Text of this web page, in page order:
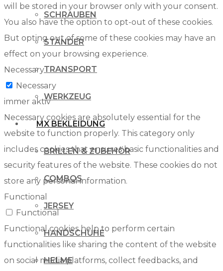
SCHRAUBEN
STÄNDER
TRANSPORT
WERKZEUG
MX BEKLEIDUNG
BRILLEN & ZUBEHÖR
COMBOS
JERSEY
HANDSCHUHE
HELME
will be stored in your browser only with your consent.
You also have the option to opt-out of these cookies.
But opting out of some of these cookies may have an
effect on your browsing experience.
Necessary
Necessary
immer aktiv
Necessary cookies are absolutely essential for the
website to function properly. This category only
includes cookies that ensures basic functionalities and
security features of the website. These cookies do not
store any personal information.
Functional
Functional
Functional cookies help to perform certain
functionalities like sharing the content of the website
on social media platforms, collect feedbacks, and